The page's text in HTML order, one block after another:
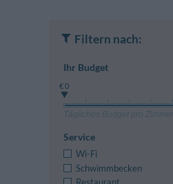
Filtern nach:
Ihr Budget
€ 0
Tägliches Budget pro Zimmer
Service
Wi-Fi
Schwimmbecken